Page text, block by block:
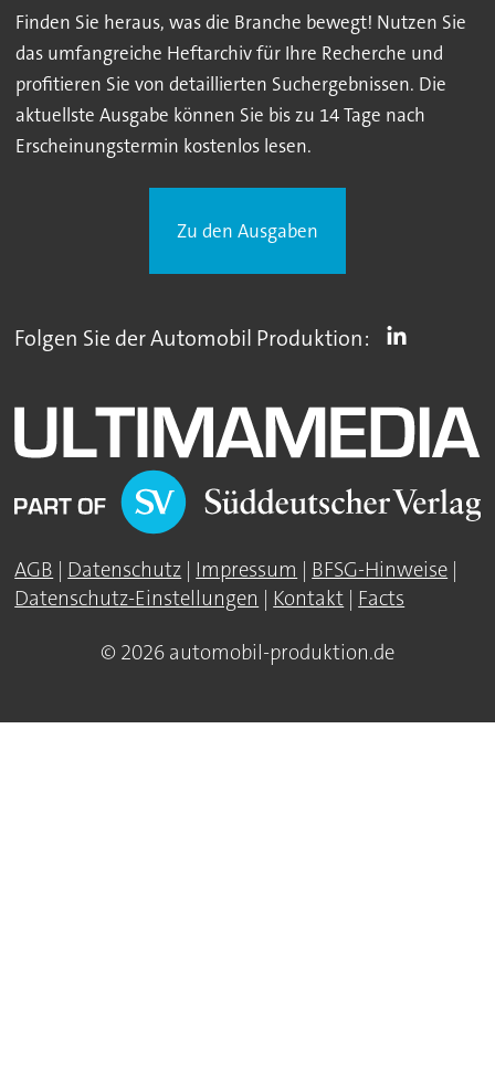
Finden Sie heraus, was die Branche bewegt! Nutzen Sie
das umfangreiche Heftarchiv für Ihre Recherche und
profitieren Sie von detaillierten Suchergebnissen. Die
aktuellste Ausgabe können Sie bis zu 14 Tage nach
Erscheinungstermin kostenlos lesen.
Zu den Ausgaben
Folgen Sie der Automobil Produktion:
AGB | Datenschutz | Impressum | BFSG-Hinweise |
Datenschutz-Einstellungen | Kontakt | Facts
© 2026 automobil-produktion.de